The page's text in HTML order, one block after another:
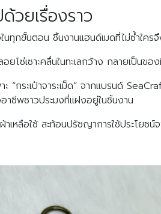
วยเรื่องราว
ในทุกขั้นตอน ชิ้นงานแฮนด์เมดที่ไม่ซ้ำใ
อยโซ่เซาะคลื่นในทะเลกว้าง กลายเป็นขอ
ะ “กระเป๋าจาระเม็ด” จากแบรนด์
ชีพชาวประมงที่แฝงอยู่ในชิ้นงาน
าเหลือใช้ สะท้อนปรัชญาการใช้ประโยช